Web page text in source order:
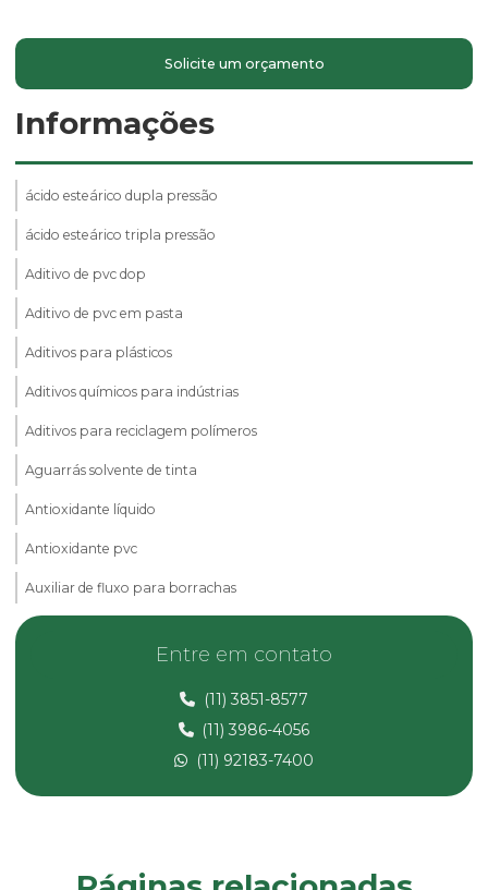
Solicite um orçamento
Informações
ácido esteárico dupla pressão
ácido esteárico tripla pressão
Aditivo de pvc dop
Aditivo de pvc em pasta
Aditivos para plásticos
Aditivos químicos para indústrias
Aditivos para reciclagem polímeros
Aguarrás solvente de tinta
Antioxidante líquido
Antioxidante pvc
Auxiliar de fluxo para borrachas
Carbonato de cálcio micronizado
Carbonato de magnésio
Entre em contato
(11) 3851-8577
(11) 3986-4056
(11) 92183-7400